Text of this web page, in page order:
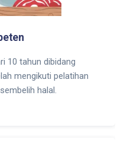
10 tahun dibidang
mengikuti pelatihan
halal.